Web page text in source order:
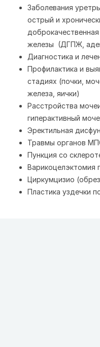
Заболевания
острый и
железы (ДГПЖ,
Диагностика и
Профилактика и
стадиях (почки,
железа, яички)
Расстройства
гиперактивный
Эректильная
Травмы органов
Пункция со
Варикоцелэктомия
Циркумцизио
Пластика уздечки